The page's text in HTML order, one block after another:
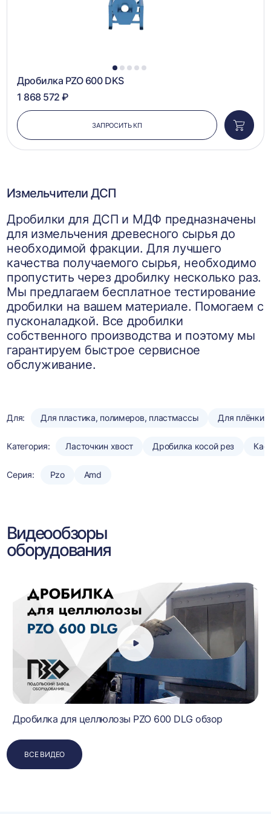
1 2 3 4 5
Дробилка PZO 600 DKS
1 868 572 ₽
ЗАПРОСИТЬ КП
в
Измельчители ДСП
Дробилки для ДСП и МДФ предназначены
для измельчения древесного сырья до
необходимой фракции. Для лучшего
качества получаемого сырья, необходимо
пропустить через дробилку несколько раз.
Мы предлагаем бесплатное тестирование
дробилки на вашем материале. Помогаем с
пусконаладкой. Все дробилки
собственного производства и поэтому мы
гарантируем быстрое сервисное
обслуживание.
Для: Для пластика, полимеров, пластмассы Для плёнки
Категория: Ласточкин хвост Дробилка косой рез
Серия: Pzo Amd
Видеообзоры
оборудования
Дробилка для целлюлозы PZO 600 DLG обзор
ВСЕ ВИДЕО